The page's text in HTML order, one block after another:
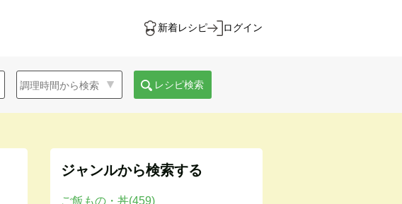
新着レシピ ログイン
レシピ検索
ジャンルから検索する
ご飯もの・丼(459)